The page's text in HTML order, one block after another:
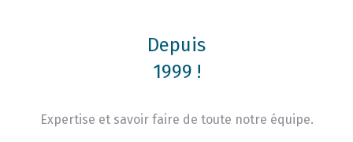
Depuis
1999 !
Expertise et savoir faire de toute notre équipe.